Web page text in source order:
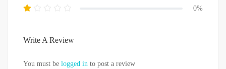
0%
Write A Review
You must be logged in to post a review